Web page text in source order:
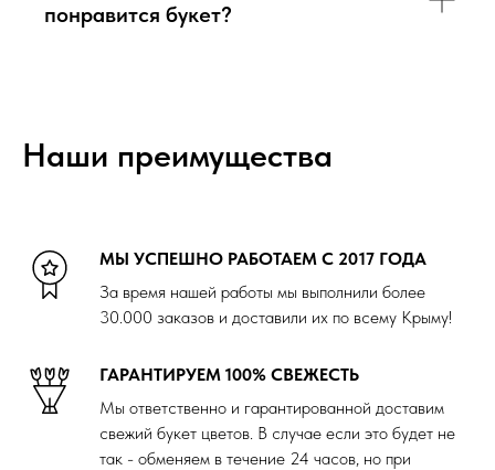
понравится букет?
Наши преимущества
МЫ УСПЕШНО РАБОТАЕМ С 2017 ГОДА
За время нашей работы мы выполнили более
30.000 заказов и доставили их по всему Крыму!
ГАРАНТИРУЕМ 100% СВЕЖЕСТЬ
Мы ответственно и гарантированной доставим
свежий букет цветов. В случае если это будет не
так - обменяем в течение 24 часов, но при